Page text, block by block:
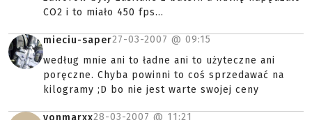
CO2 i to miało 450 fps...
mieciu-saper27-03-2007 @ 09:15
według mnie ani to ładne ani to użyteczne ani
poręczne. Chyba powinni to coś sprzedawać na
kilogramy ;D bo nie jest warte swojej ceny
vonmarxx28-03-2007 @ 11:21